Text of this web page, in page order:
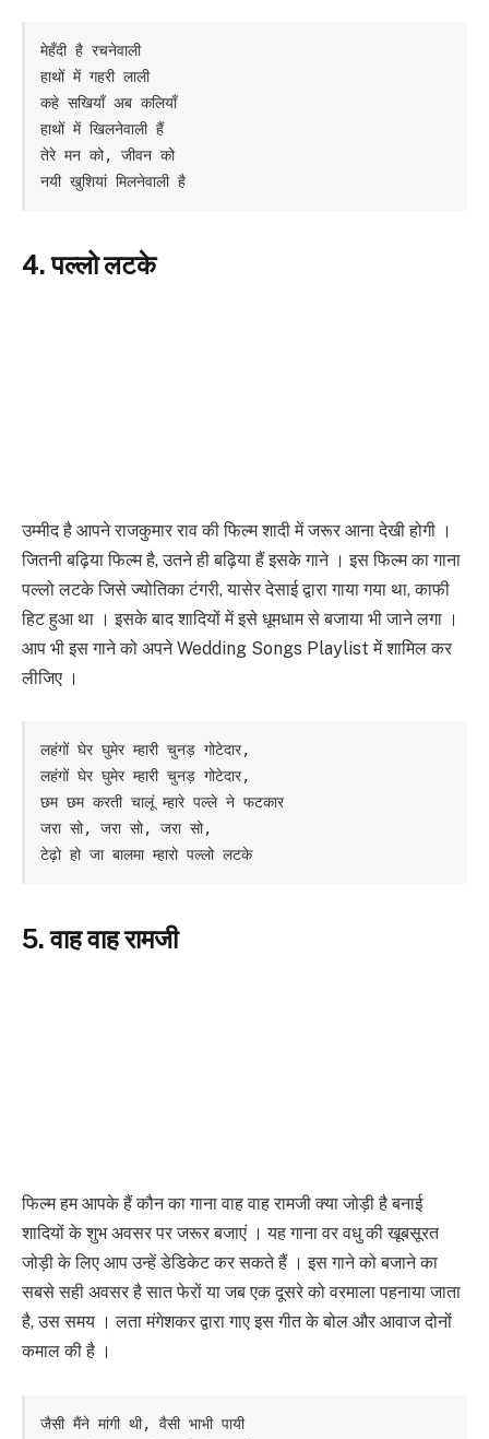
मेहँदी है रचनेवाली
हाथों में गहरी लाली
कहे सखियाँ अब कलियाँ
हाथों में खिलनेवाली हैं
तेरे मन को, जीवन को
नयी खुशियां मिलनेवाली है
4. पल्लो लटके
उम्मीद है आपने राजकुमार राव की फिल्म शादी में जरूर आना देखी होगी ।
जितनी बढ़िया फिल्म है, उतने ही बढ़िया हैं इसके गाने । इस फिल्म का गाना
पल्लो लटके जिसे ज्योतिका टंगरी, यासेर देसाई द्वारा गाया गया था, काफी
हिट हुआ था । इसके बाद शादियों में इसे धूमधाम से बजाया भी जाने लगा ।
आप भी इस गाने को अपने Wedding Songs Playlist में शामिल कर
लीजिए ।
लहंगों घेर घुमेर म्हारी चुनड़ गोटेदार,
लहंगों घेर घुमेर म्हारी चुनड़ गोटेदार,
छम छम करती चालूं म्हारे पल्ले ने फटकार
जरा सो, जरा सो, जरा सो,
टेढ़ो हो जा बालमा म्हारो पल्लो लटके
5. वाह वाह रामजी
फिल्म हम आपके हैं कौन का गाना वाह वाह रामजी क्या जोड़ी है बनाई
शादियों के शुभ अवसर पर जरूर बजाएं । यह गाना वर वधु की खूबसूरत
जोड़ी के लिए आप उन्हें डेडिकेट कर सकते हैं । इस गाने को बजाने का
सबसे सही अवसर है सात फेरों या जब एक दूसरे को वरमाला पहनाया जाता
है, उस समय । लता मंगेशकर द्वारा गाए इस गीत के बोल और आवाज दोनों
कमाल की है ।
जैसी मैंने मांगी थी, वैसी भाभी पायी